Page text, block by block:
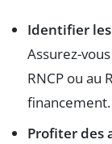
Identifier
Assurez-
RNCP ou au
financement.
Profiter des